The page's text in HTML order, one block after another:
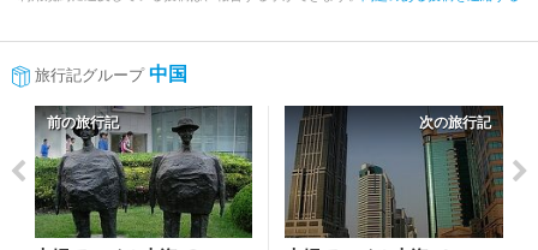
旅行記グループ 中国
前の旅行記 次の旅行記